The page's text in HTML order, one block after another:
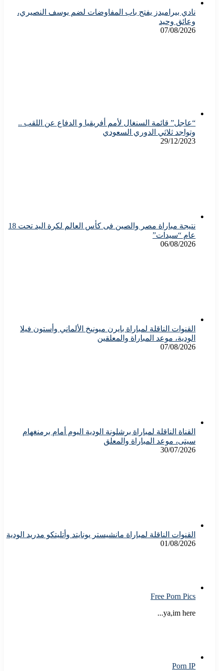
نادي بيراميدز يفتح باب المفاوضات لضم يوسف النصيري،
وعائق وحيد
07/08/2026
“عاجل” قائمة السنغال لأمم أفريقيا و الدفاع عن اللقب ..
وتواجد ثلاثي الدوري السعودي
29/12/2023
نتيجة مباراة مصر والصين فى كأس العالم لكرة اليد تحت 18
عام “سيدات”
06/08/2026
القنوات الناقلة لمباراة بايرن ميونيخ الألماني وأستون فيلا
الودية، موعد المباراة والمعلقين
07/08/2026
القناة الناقلة لمباراة برشلونة الودية اليوم أمام برمنغهام
سيتى، موعد المباراة والمعلق
30/07/2026
القنوات الناقلة لمباراة مانشيستر يونايتد وأتليتكو مدريد الودية
01/08/2026
Free Porn Pics
ya,im here...
Porn IP